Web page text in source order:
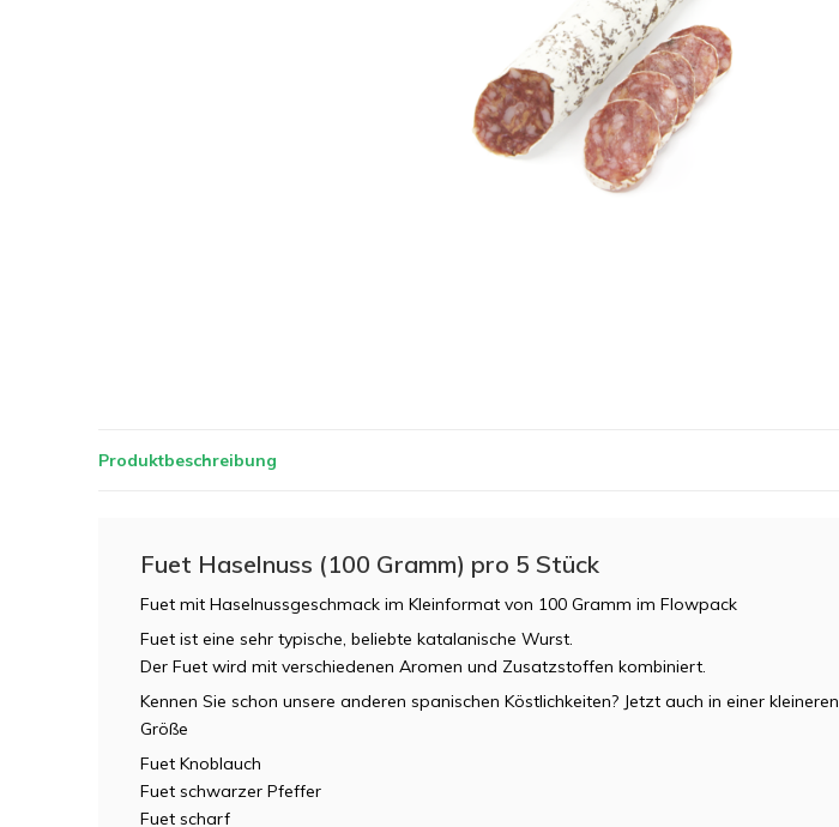
Produktbeschreibung
Fuet Haselnuss (100 Gramm) pro 5 Stück
Fuet mit Haselnussgeschmack im Kleinformat von 100 Gramm im Flowpack
Fuet ist eine sehr typische, beliebte katalanische Wurst.
Der Fuet wird mit verschiedenen Aromen und Zusatzstoffen kombiniert.
Kennen Sie schon unsere anderen spanischen Köstlichkeiten? Jetzt auch in einer kleineren
Größe
Fuet Knoblauch
Fuet schwarzer Pfeffer
Fuet scharf